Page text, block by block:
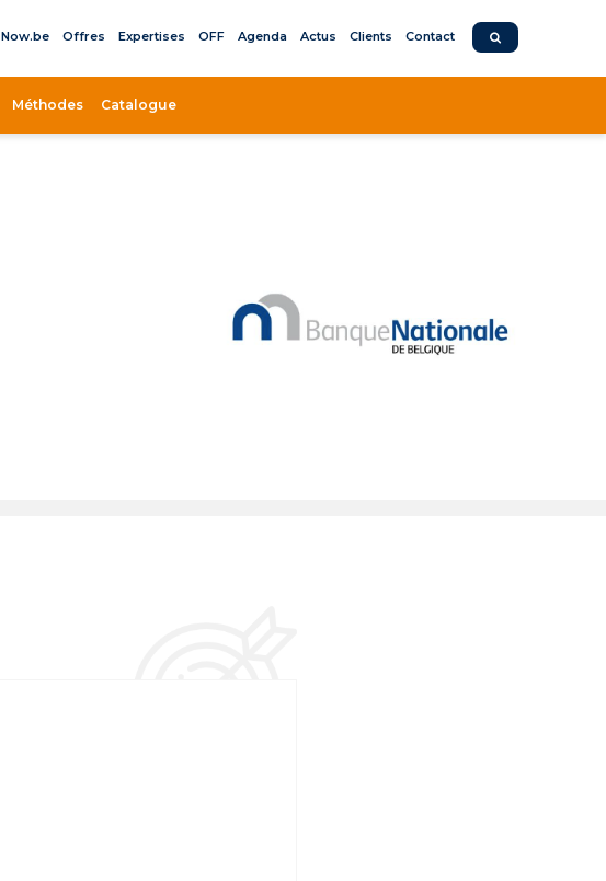
Now.be Offres Expertises OFF Agenda Actus Clients Contact
Méthodes Catalogue